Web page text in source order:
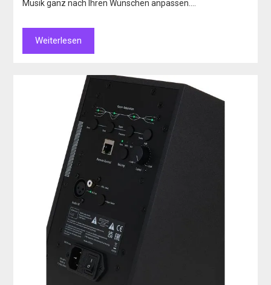
Musik ganz nach Ihren Wünschen anpassen….
Weiterlesen